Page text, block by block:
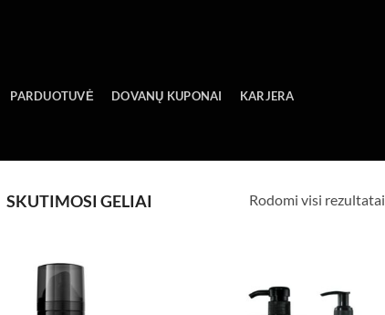
PARDUOTUVĖ DOVANŲ KUPONAI KARJERA
SKUTIMOSI GELIAI Rodomi visi